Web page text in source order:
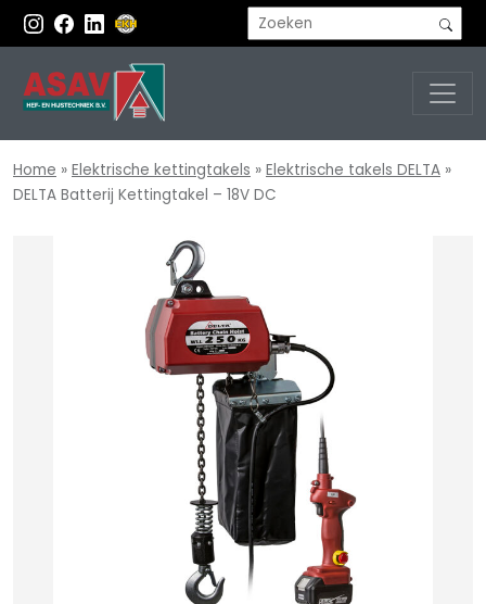
Home » Elektrische kettingtakels » Elektrische takels DELTA »
DELTA Batterij Kettingtakel – 18V DC